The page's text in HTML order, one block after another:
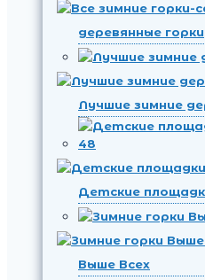
деревянные горки
Лучшие зимние
Детские
Выше Всех